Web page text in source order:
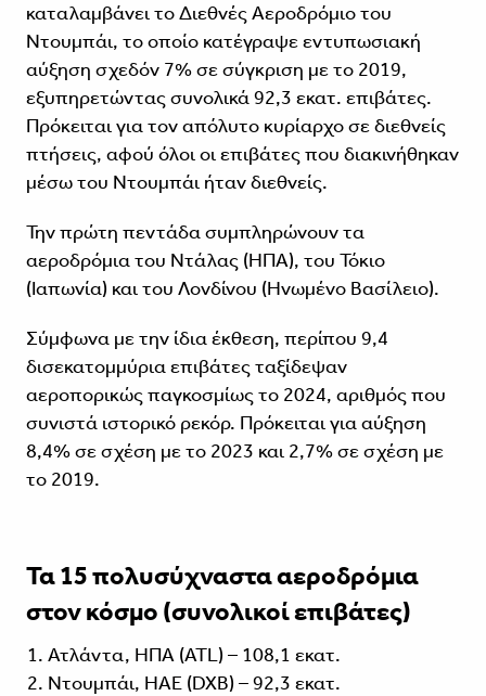
καταλαμβάνει το Διεθνές Αεροδρόμιο του
Ντουμπάι, το οποίο κατέγραψε εντυπωσιακή
αύξηση σχεδόν 7% σε σύγκριση με το 2019,
εξυπηρετώντας συνολικά 92,3 εκατ. επιβάτες.
Πρόκειται για τον απόλυτο κυρίαρχο σε διεθνείς
πτήσεις, αφού όλοι οι επιβάτες που διακινήθηκαν
μέσω του Ντουμπάι ήταν διεθνείς.
Την πρώτη πεντάδα συμπληρώνουν τα
αεροδρόμια του Ντάλας (ΗΠΑ), του Τόκιο
(Ιαπωνία) και του Λονδίνου (Ηνωμένο Βασίλειο).
Σύμφωνα με την ίδια έκθεση, περίπου 9,4
δισεκατομμύρια επιβάτες ταξίδεψαν
αεροπορικώς παγκοσμίως το 2024, αριθμός που
συνιστά ιστορικό ρεκόρ. Πρόκειται για αύξηση
8,4% σε σχέση με το 2023 και 2,7% σε σχέση με
το 2019.
Τα 15 πολυσύχναστα αεροδρόμια
στον κόσμο (συνολικοί επιβάτες)
Ατλάντα, ΗΠΑ (ATL) – 108,1 εκατ.
Ντουμπάι, ΗΑΕ (DXB) – 92,3 εκατ.